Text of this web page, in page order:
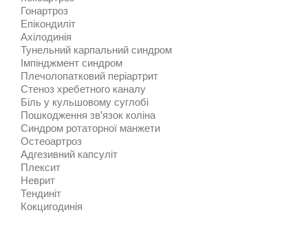
Гонартроз
Епікондиліт
Ахілодинія
Тунельний карпальний синдром
Імпінджмент синдром
Плечолопатковий періартрит
Стеноз хребетного каналу
Біль у кульшовому суглобі
Пошкодження зв'язок коліна
Синдром ротаторної манжети
Остеоартроз
Адгезивний капсуліт
Плексит
Неврит
Тендиніт
Кокцигодинія